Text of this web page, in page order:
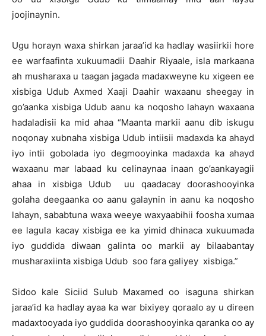
joojinaynin.
Ugu horayn waxa shirkan jaraa’id ka hadlay wasiirkii hore
ee warfaafinta xukuumadii Daahir Riyaale, isla markaana
ah musharaxa u taagan jagada madaxweyne ku xigeen ee
xisbiga Udub Axmed Xaaji Daahir waxaanu sheegay in
go’aanka xisbiga Udub aanu ka noqosho lahayn waxaana
hadaladisii ka mid ahaa “Maanta markii aanu dib iskugu
noqonay xubnaha xisbiga Udub intiisii madaxda ka ahayd
iyo intii gobolada iyo degmooyinka madaxda ka ahayd
waxaanu mar labaad ku celinaynaa inaan go’aankayagii
ahaa in xisbiga Udub uu qaadacay doorashooyinka
golaha deegaanka oo aanu galaynin in aanu ka noqosho
lahayn, sababtuna waxa weeye waxyaabihii foosha xumaa
ee lagula kacay xisbiga ee ka yimid dhinaca xukuumada
iyo guddida diwaan galinta oo markii ay bilaabantay
musharaxiinta xisbiga Udub soo fara galiyey xisbiga.”
Sidoo kale Siciid Sulub Maxamed oo isaguna shirkan
jaraa’id ka hadlay ayaa ka war bixiyey qoraalo ay u direen
madaxtooyada iyo guddida doorashooyinka qaranka oo ay